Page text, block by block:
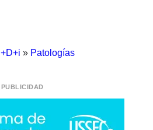
I+D+i » Patologías
PUBLICIDAD